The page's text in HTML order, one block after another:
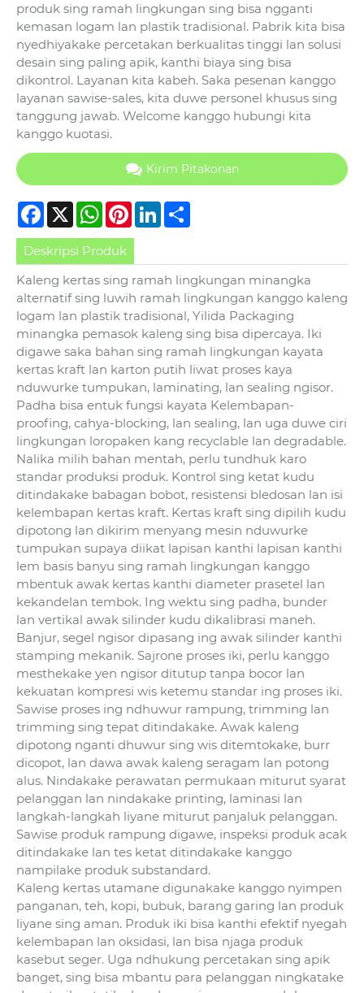
produk sing ramah lingkungan sing bisa ngganti
kemasan logam lan plastik tradisional. Pabrik kita bisa
nyedhiyakake percetakan berkualitas tinggi lan solusi
desain sing paling apik, kanthi biaya sing bisa
dikontrol. Layanan kita kabeh. Saka pesenan kanggo
layanan sawise-sales, kita duwe personel khusus sing
tanggung jawab. Welcome kanggo hubungi kita
kanggo kuotasi.
Kirim Pitakonan
Facebook
X WhatsApp
PinterestLinkedIn
Deskripsi Produk
Kaleng kertas sing ramah lingkungan minangka
alternatif sing luwih ramah lingkungan kanggo kaleng
logam lan plastik tradisional, Yilida Packaging
minangka pemasok kaleng sing bisa dipercaya. Iki
digawe saka bahan sing ramah lingkungan kayata
kertas kraft lan karton putih liwat proses kaya
nduwurke tumpukan, laminating, lan sealing ngisor.
Padha bisa entuk fungsi kayata Kelembapan-
proofing, cahya-blocking, lan sealing, lan uga duwe ciri
lingkungan loropaken kang recyclable lan degradable.
Nalika milih bahan mentah, perlu tundhuk karo
standar produksi produk. Kontrol sing ketat kudu
ditindakake babagan bobot, resistensi bledosan lan isi
kelembapan kertas kraft. Kertas kraft sing dipilih kudu
dipotong lan dikirim menyang mesin nduwurke
tumpukan supaya diikat lapisan kanthi lapisan kanthi
lem basis banyu sing ramah lingkungan kanggo
mbentuk awak kertas kanthi diameter prasetel lan
kekandelan tembok. Ing wektu sing padha, bunder
lan vertikal awak silinder kudu dikalibrasi maneh.
Banjur, segel ngisor dipasang ing awak silinder kanthi
stamping mekanik. Sajrone proses iki, perlu kanggo
mesthekake yen ngisor ditutup tanpa bocor lan
kekuatan kompresi wis ketemu standar ing proses iki.
Sawise proses ing ndhuwur rampung, trimming lan
trimming sing tepat ditindakake. Awak kaleng
dipotong nganti dhuwur sing wis ditemtokake, burr
dicopot, lan dawa awak kaleng seragam lan potong
alus. Nindakake perawatan permukaan miturut syarat
pelanggan lan nindakake printing, laminasi lan
langkah-langkah liyane miturut panjaluk pelanggan.
Sawise produk rampung digawe, inspeksi produk acak
ditindakake lan tes ketat ditindakake kanggo
nampilake produk substandard.
Kaleng kertas utamane digunakake kanggo nyimpen
panganan, teh, kopi, bubuk, barang garing lan produk
liyane sing aman. Produk iki bisa kanthi efektif nyegah
kelembapan lan oksidasi, lan bisa njaga produk
kasebut seger. Uga ndhukung percetakan sing apik
banget, sing bisa mbantu para pelanggan ningkatake